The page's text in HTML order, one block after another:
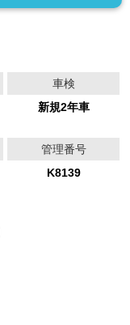
車検
新規2年車
管理番号
K8139